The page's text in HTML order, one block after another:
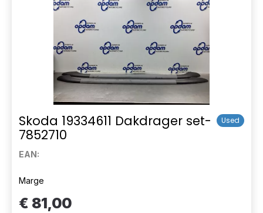
Skoda 19334611 Dakdrager set-
7852710
Used
EAN:
Marge
€ 81,00